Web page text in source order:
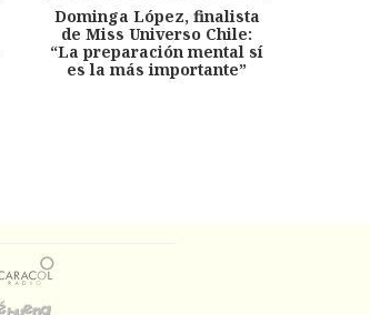
Dominga López, finalista
de Miss Universo Chile:
“La preparación mental sí
es la más importante”